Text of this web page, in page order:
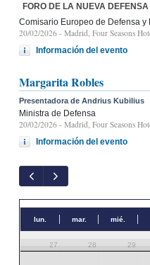
FORO DE LA NUEVA
Comisario Europeo de Defensa y
20/02/2026 - Madrid, Four Seasons
Información del evento
Margarita Robles
Presentadora de Andrius Kubilius
Ministra de Defensa
20/02/2026 - Madrid, Four Seasons
Información del evento
lun. mar. mié.
27 28 29